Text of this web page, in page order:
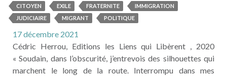
CITOYEN EXILE FRATERNITE
IMMIGRATION
JUDICIAIRE
MIGRANT POLITIQUE
17 décembre 2021
Cédric Herrou, Editions les Liens qui Libèrent , 2020
« Soudain, dans l’obscurité, j’entrevois des silhouettes qui
marchent le long de la route. Interrompu dans mes